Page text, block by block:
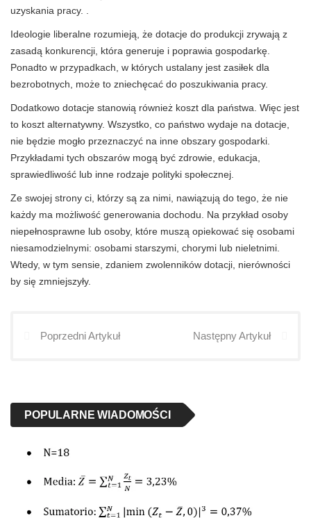
uzyskania pracy. .
Ideologie liberalne rozumieją, że dotacje do produkcji zrywają z
zasadą konkurencji, która generuje i poprawia gospodarkę.
Ponadto w przypadkach, w których ustalany jest zasiłek dla
bezrobotnych, może to zniechęcać do poszukiwania pracy.
Dodatkowo dotacje stanowią również koszt dla państwa. Więc jest
to koszt alternatywny. Wszystko, co państwo wydaje na dotacje,
nie będzie mogło przeznaczyć na inne obszary gospodarki.
Przykładami tych obszarów mogą być zdrowie, edukacja,
sprawiedliwość lub inne rodzaje polityki społecznej.
Ze swojej strony ci, którzy są za nimi, nawiązują do tego, że nie
każdy ma możliwość generowania dochodu. Na przykład osoby
niepełnosprawne lub osoby, które muszą opiekować się osobami
niesamodzielnymi: osobami starszymi, chorymi lub nieletnimi.
Wtedy, w tym sensie, zdaniem zwolenników dotacji, nierówności
by się zmniejszyły.
Poprzedni Artykuł Następny Artykuł
POPULARNE WIADOMOŚCI